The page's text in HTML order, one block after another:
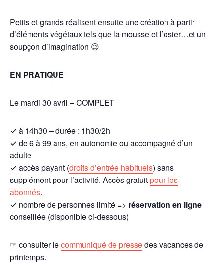
Petits et grands réalisent ensuite une création à partir
d’éléments végétaux tels que la mousse et l’osier…et un
soupçon d’imagination 😉
EN PRATIQUE
Le mardi 30 avril – COMPLET
✓ à 14h30 – durée : 1h30/2h
✓ de 6 à 99 ans, en autonomie ou accompagné d’un
adulte
✓ accès payant (droits d’entrée habituels) sans
supplément pour l’activité. Accès gratuit pour les
abonnés.
✓ nombre de personnes limité => réservation en ligne
conseillée (disponible ci-dessous)
☞ consulter lecommuniqué de pressedes vacances de
printemps.